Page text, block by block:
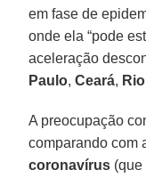
em fase de
onde ela “pode
aceleração
Paulo,Ceará,
A preocupação
comparando com
coronavírus (que